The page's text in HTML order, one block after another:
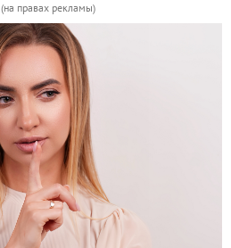
(на правах рекламы)